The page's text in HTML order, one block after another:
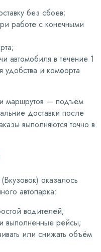
без сбоев;
работе с конечными
автомобиля в течение 1
и комфорта
маршрутов — подъём
доставки после
выполняются точно в
(Вкузовок) оказалось
автопарка:
водителей;
выполненные рейсы;
или снижать объём